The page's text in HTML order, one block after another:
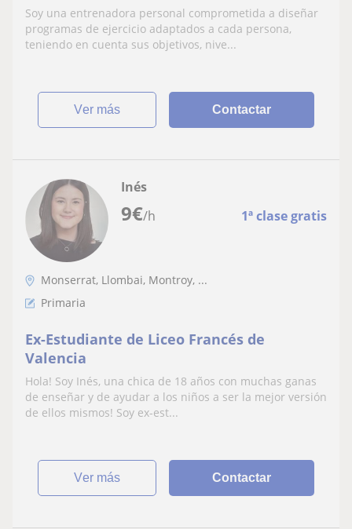
Soy una entrenadora personal comprometida a diseñar
programas de ejercicio adaptados a cada persona,
teniendo en cuenta sus objetivos, nive...
ver más Contactar
9€/h 1ª clase gratis
Inés
Monserrat, Llombai, Montroy, ...
Primaria
Ex-Estudiante de Liceo Francés de
Valencia
Hola! Soy Inés, una chica de 18 años con muchas ganas
de enseñar y de ayudar a los niños a ser la mejor versión
de ellos mismos! Soy ex-est...
ver más Contactar